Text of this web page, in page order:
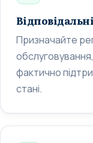
Призначайте
фактично
стані.